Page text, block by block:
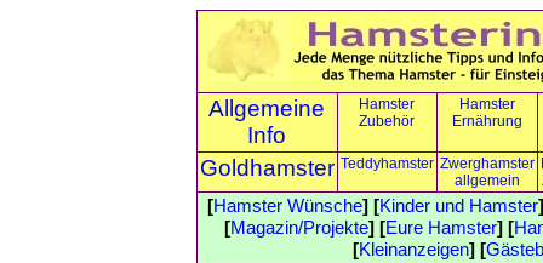
Allgemeine
Info
Hamster
Zubehör
Hamster
Ernährung
Goldhamster Teddyhamster Zwerghamster
allgemein
[Hamster Wünsche] [Kinder und Hamster
[Magazin/Projekte] [Eure Hamster] [
[Kleinanzeigen] [